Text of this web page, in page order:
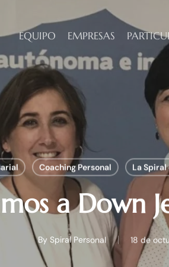
EQUIPO EMPRESAS
Coaching Personal La Spiral
a Down
By Spiral Personal 18 de